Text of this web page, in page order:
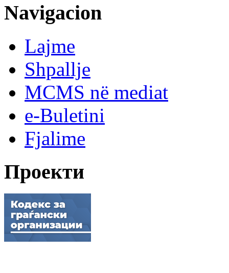
Navigacion
Lajme
Shpallje
MCMS në mediat
e-Buletini
Fjalime
Проекти